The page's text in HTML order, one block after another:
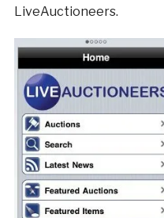
LiveAuctioneers.